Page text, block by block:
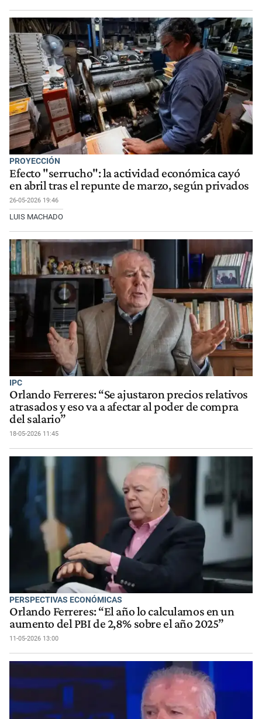
PROYECCIÓN
Efecto "serrucho": la actividad económica cayó
en abril tras el repunte de marzo, según privados
26-05-2026 19:46
LUIS MACHADO
IPC
Orlando Ferreres: “Se ajustaron precios relativos
atrasados y eso va a afectar al poder de compra
del salario”
18-05-2026 11:45
PERSPECTIVAS ECONÓMICAS
Orlando Ferreres: “El año lo calculamos en un
aumento del PBI de 2,8% sobre el año 2025”
11-05-2026 13:00